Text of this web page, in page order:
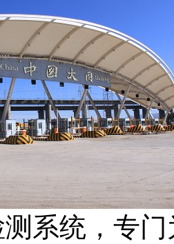
系统，专